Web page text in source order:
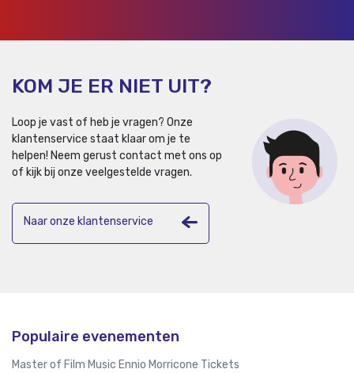
KOM JE ER NIET UIT?
Loop je vast of heb je vragen? Onze
klantenservice staat klaar om je te
helpen! Neem gerust contact met ons op
of kijk bij onze veelgestelde vragen.
Naar onze klantenservice
Populaire evenementen
Master of Film Music Ennio Morricone Tickets